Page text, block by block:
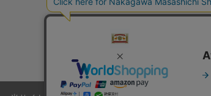
プライバシーポリシー